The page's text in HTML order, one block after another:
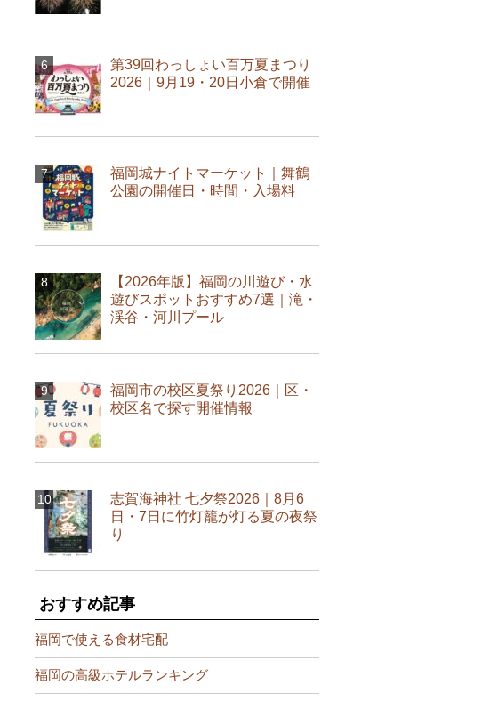
第39回わっしょい百万夏まつり
2026｜9月19・20日小倉で開催
福岡城ナイトマーケット｜舞鶴
公園の開催日・時間・入場料
【2026年版】福岡の川遊び・水
遊びスポットおすすめ7選｜滝・
渓谷・河川プール
福岡市の校区夏祭り2026｜区・
校区名で探す開催情報
志賀海神社 七夕祭2026｜8月6
日・7日に竹灯籠が灯る夏の夜祭
り
おすすめ記事
福岡で使える食材宅配
福岡の高級ホテルランキング